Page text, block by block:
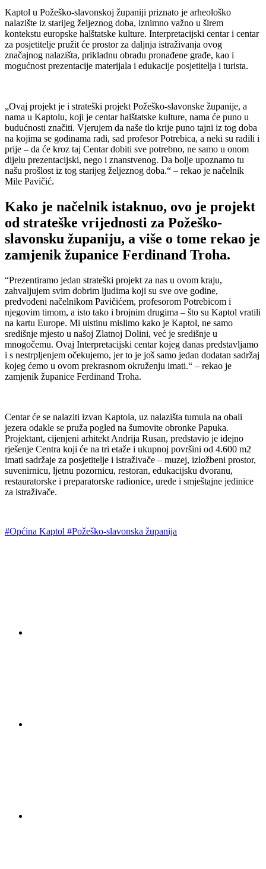
Kaptol u Požeško-slavonskoj županiji priznato je arheološko
nalazište iz starijeg željeznog doba, iznimno važno u širem
kontekstu europske halštatske kulture. Interpretacijski centar i centar
za posjetitelje pružit će prostor za daljnja istraživanja ovog
značajnog nalazišta, prikladnu obradu pronađene građe, kao i
mogućnost prezentacije materijala i edukacije posjetitelja i turista.
„Ovaj projekt je i strateški projekt Požeško-slavonske županije, a
nama u Kaptolu, koji je centar halštatske kulture, nama će puno u
budućnosti značiti. Vjerujem da naše tlo krije puno tajni iz tog doba
na kojima se godinama radi, sad profesor Potrebica, a neki su radili i
prije – da će kroz taj Centar dobiti sve potrebno, ne samo u onom
dijelu prezentacijski, nego i znanstvenog. Da bolje upoznamo tu
našu prošlost iz tog starijeg željeznog doba.“ – rekao je načelnik
Mile Pavičić.
Kako je načelnik istaknuo, ovo je projekt
od strateške vrijednosti za Požeško-
slavonsku županiju, a više o tome rekao je
zamjenik županice Ferdinand Troha.
“Prezentiramo jedan strateški projekt za nas u ovom kraju,
zahvaljujem svim dobrim ljudima koji su sve ove godine,
predvođeni načelnikom Pavičićem, profesorom Potrebicom i
njegovim timom, a isto tako i brojnim drugima – što su Kaptol vratili
na kartu Europe. Mi uistinu mislimo kako je Kaptol, ne samo
središnje mjesto u našoj Zlatnoj Dolini, već je središnje u
mnogočemu. Ovaj Interpretacijski centar kojeg danas predstavljamo
i s nestrpljenjem očekujemo, jer to je još samo jedan dodatan sadržaj
kojeg ćemo u ovom prekrasnom okruženju imati.“ – rekao je
zamjenik županice Ferdinand Troha.
Centar će se nalaziti izvan Kaptola, uz nalazišta tumula na obali
jezera odakle se pruža pogled na šumovite obronke Papuka.
Projektant, cijenjeni arhitekt Andrija Rusan, predstavio je idejno
rješenje Centra koji će na tri etaže i ukupnoj površini od 4.600 m2
imati sadržaje za posjetitelje i istraživače – muzej, izložbeni prostor,
suvenirnicu, ljetnu pozornicu, restoran, edukacijsku dvoranu,
restauratorske i preparatorske radionice, urede i smještajne jedinice
za istraživače.
#Općina Kaptol #Požeško-slavonska županija